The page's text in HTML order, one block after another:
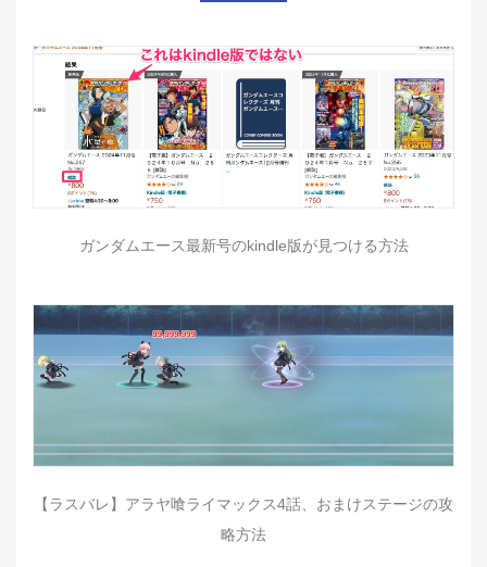
ガンダムエース最新号のkindle版が見つける方法
【ラスバレ】アラヤ喰ライマックス4話、おまけステージの攻
略方法